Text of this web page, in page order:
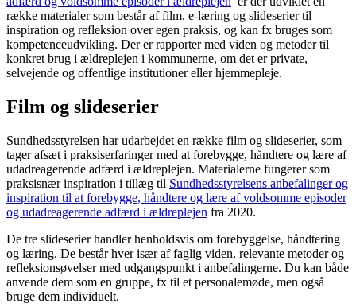
række materialer som består af film, e-læring og slideserier til
inspiration og refleksion over egen praksis, og kan fx bruges som
kompetenceudvikling. Der er rapporter med viden og metoder til
konkret brug i ældreplejen i kommunerne, om det er private,
selvejende og offentlige institutioner eller hjemmepleje.
Film og slideserier
Sundhedsstyrelsen har udarbejdet en række film og slideserier, som
tager afsæt i praksiserfaringer med at forebygge, håndtere og lære af
udadreagerende adfærd i ældreplejen. Materialerne fungerer som
praksisnær inspiration i tillæg til Sundhedsstyrelsens anbefalinger og
inspiration til at forebygge, håndtere og lære af voldsomme episoder
og udadreagerende adfærd i ældreplejen fra 2020.
De tre slideserier handler henholdsvis om forebyggelse, håndtering
og læring. De består hver især af faglig viden, relevante metoder og
refleksionsøvelser med udgangspunkt i anbefalingerne. Du kan både
anvende dem som en gruppe, fx til et personalemøde, men også
bruge dem individuelt.